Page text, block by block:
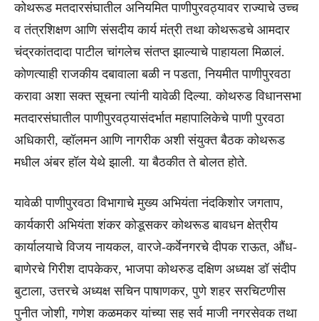
कोथरूड मतदारसंघातील अनियमित पाणीपुरवठ्यावर राज्याचे उच्च
व तंत्रशिक्षण आणि संसदीय कार्य मंत्री तथा कोथरूडचे आमदार
चंद्रकांतदादा पाटील चांगलेच संतप्त झाल्याचे पाहायला मिळालं.
कोणत्याही राजकीय दबावाला बळी न पडता, नियमीत पाणीपुरवठा
करावा अशा सक्त सूचना त्यांनी यावेळी दिल्या. कोथरुड विधानसभा
मतदारसंघातील पाणीपुरवठ्यासंदर्भात महापालिकेचे पाणी पुरवठा
अधिकारी, व्हॉलमन आणि नागरीक अशी संयुक्त बैठक कोथरूड
मधील अंबर हॉल येथे झाली. या बैठकीत ते बोलत होते.
यावेळी पाणीपुरवठा विभागाचे मुख्य अभियंता नंदकिशोर जगताप,
कार्यकारी अभियंता शंकर कोडूसकर कोथरूड बावधन क्षेत्रीय
कार्यालयाचे विजय नायकल, वारजे-कर्वेनगरचे दीपक राऊत, औंध-
बाणेरचे गिरीश दापकेकर, भाजपा कोथरुड दक्षिण अध्यक्ष डॉ संदीप
बुटाला, उत्तरचे अध्यक्ष सचिन पाषाणकर, पुणे शहर सरचिटणीस
पुनीत जोशी, गणेश कळमकर यांच्या सह सर्व माजी नगरसेवक तथा